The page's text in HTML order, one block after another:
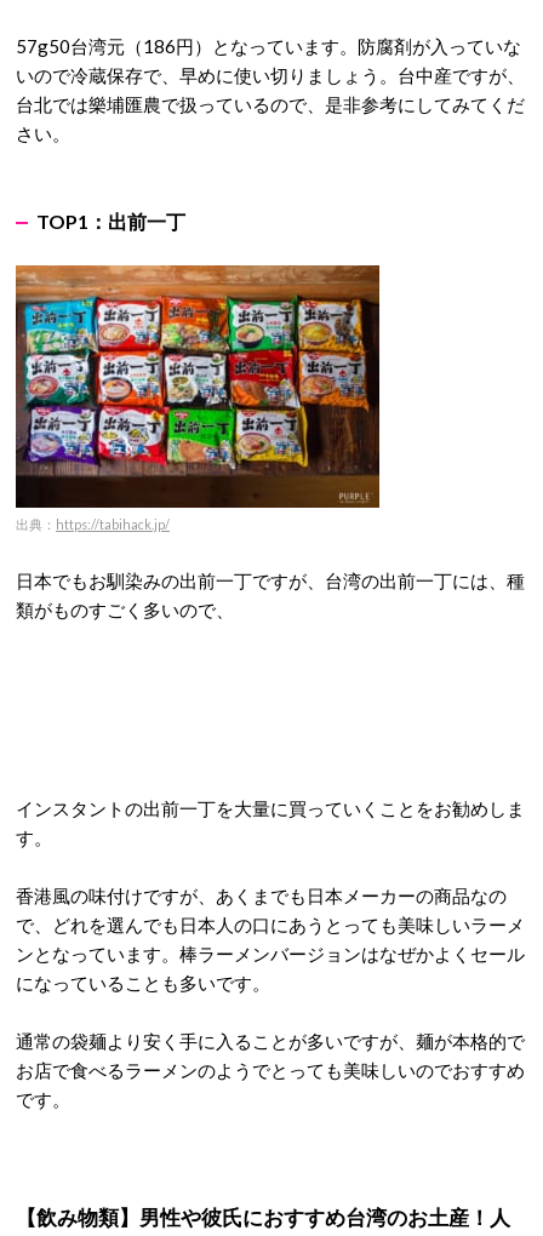
57g50台湾元（186円）となっています。防腐剤が入っていな
いので冷蔵保存で、早めに使い切りましょう。台中産ですが、
台北では樂埔匯農で扱っているので、是非参考にしてみてくだ
さい。
TOP1：出前一丁
出典： https://tabihack.jp/
日本でもお馴染みの出前一丁ですが、台湾の出前一丁には、種
類がものすごく多いので、
インスタントの出前一丁を大量に買っていくことをお勧めしま
す。
香港風の味付けですが、あくまでも日本メーカーの商品なの
で、どれを選んでも日本人の口にあうとっても美味しいラーメ
ンとなっています。棒ラーメンバージョンはなぜかよくセール
になっていることも多いです。
通常の袋麺より安く手に入ることが多いですが、麺が本格的で
お店で食べるラーメンのようでとっても美味しいのでおすすめ
です。
【飲み物類】男性や彼氏におすすめ台湾のお土産！人